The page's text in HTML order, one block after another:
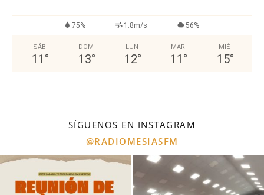
75% 1.8m/s 56%
SÁB
11 °
DOM
13°
LUN
12°
MAR
11 °
MIÉ
15°
SÍGUENOS EN INSTAGRAM
@RADIOMESIASFM